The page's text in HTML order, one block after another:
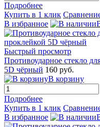
Подробнее
Купить в 1 клик
В избранное
Быстрый просмотр
Противоударное стекло
5D чёрный 160 руб.
В корзину
Подробнее
Купить в 1 клик
В избранное